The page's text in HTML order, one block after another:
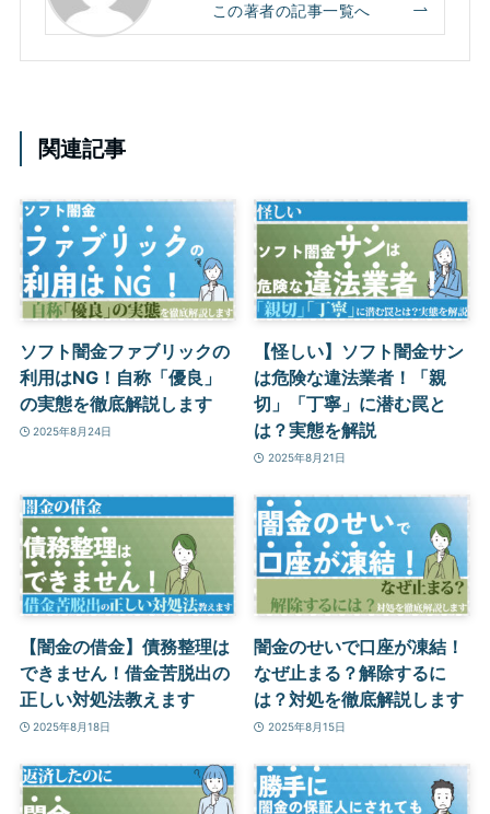
この著者の記事一覧へ
関連記事
ソフト闇金ファブリックの
利用はNG！自称「優良」
の実態を徹底解説します
2025年8月24日
【怪しい】ソフト闇金サン
は危険な違法業者！「親
切」「丁寧」に潜む罠と
は？実態を解説
2025年8月21日
【闇金の借金】債務整理は
できません！借金苦脱出の
正しい対処法教えます
2025年8月18日
闇金のせいで口座が凍結！
なぜ止まる？解除するに
は？対処を徹底解説します
2025年8月15日